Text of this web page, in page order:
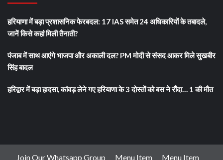
हरियाणा में बड़ा प्रशासनिक फेरबदल: 17 IAS समेत 24 अधिकारियों के तबादले,
जानें किसे कहां मिली तैनाती?
पंजाब में साथ आएंगे भाजपा और अकाली दल? PM मोदी से संसद आकर मिले सुखबीर
सिंह बादल
हरिद्वार में बड़ा हादसा, कांवड़ लेने गए हरियाणा के 3 दोस्तों को बस ने रौंदा… 1 की मौत
Join Our Whatsapp Group Menu Item Menu Item